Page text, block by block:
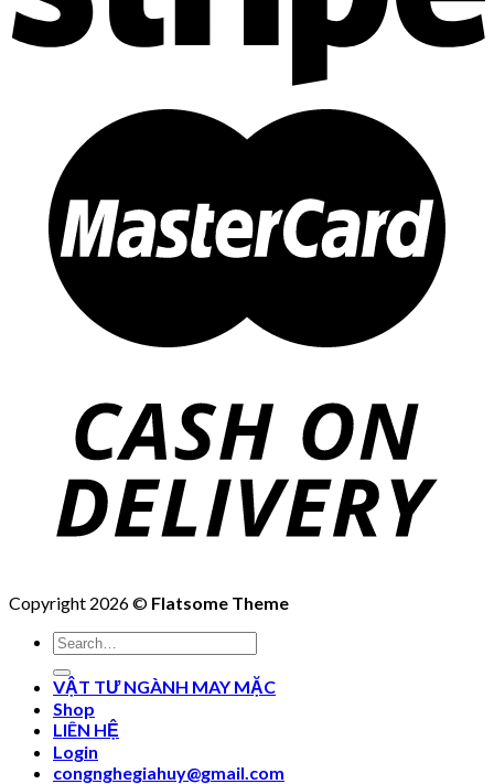
Copyright 2026 © Flatsome Theme
Search
for:
VẬT TƯ NGÀNH MAY MẶC
Shop
LIÊN HỆ
Login
congnghegiahuy@gmail.com